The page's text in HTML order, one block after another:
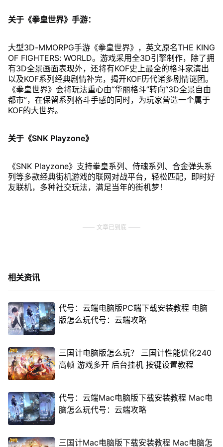
关于《拳皇世界》手游：
大型3D-MMORPG手游《拳皇世界》，英文原名THE KING
OF FIGHTERS: WORLD。游戏采用全3D引擎制作，除了拥
有3D全景画面表现外，还将有KOF史上最全的格斗家演出
以及KOF系列经典剧情补完，揭开KOF历代诸多剧情谜团。
《拳皇世界》会将玩法重心由“华丽格斗”转向“3D全景自由
都市”，在保留系列格斗手感的同时，为玩家营造一个属于
KOF的大世界。
关于《SNK Playzone》
《SNK Playzone》支持拳皇系列、侍魂系列、合金弹头系
列等多款经典街机游戏的联网对战平台，轻松匹配，即时好
友联机，多种社交玩法，满足当年的街机梦！
文章已到底
相关资讯
代号：云端电脑版PC端下载安装教程 电脑
版怎么玩代号：云端攻略
三国计电脑版怎么玩？ 三国计性能优化240
高帧 游戏多开 后台挂机 按键设置教程
代号：云端Mac电脑版下载安装教程 Mac电
脑怎么玩代号：云端攻略
三国计Mac电脑版下载安装教程 Mac电脑怎